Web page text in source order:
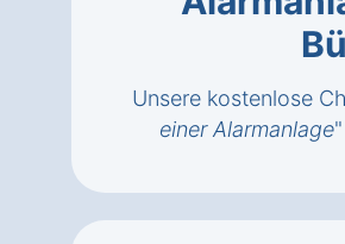
Unsere kostenlose
einer Alarmanlage